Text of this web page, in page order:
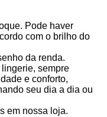
Pode haver
com o brilho do
da renda.
sempre
e conforto,
seu dia a dia ou
em nossa loja.